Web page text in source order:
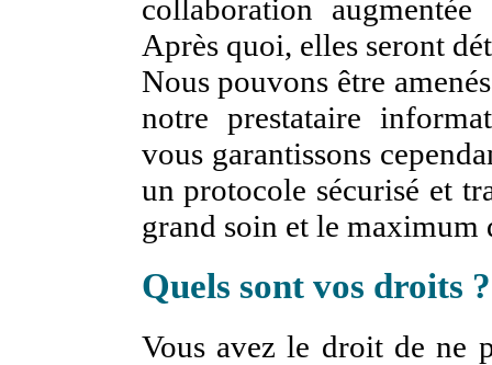
collaboration
Après quoi, elles seront
Nous pouvons être
notre prestataire
vous garantissons
un protocole sécurisé et
grand soin et le maximum
Quels sont vos droits ?
Vous avez le droit de ne